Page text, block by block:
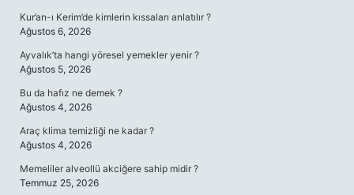
Kur’an-ı Kerim’de kimlerin kıssaları anlatılır ?
Ağustos 6, 2026
Ayvalık’ta hangi yöresel yemekler yenir ?
Ağustos 5, 2026
Bu da hafız ne demek ?
Ağustos 4, 2026
Araç klima temizliği ne kadar ?
Ağustos 4, 2026
Memeliler alveollü akciğere sahip midir ?
Temmuz 25, 2026